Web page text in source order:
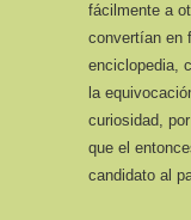
fácilmente a
convertían en
enciclopedia,
la
curiosidad,
que el
candidato al